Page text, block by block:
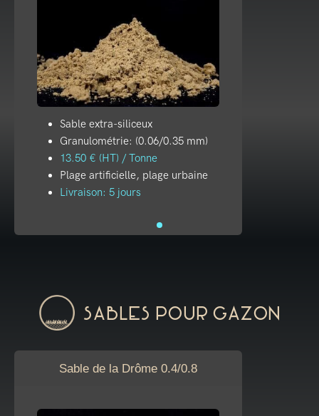
Sable extra-siliceux
Granulométrie: (0.06/0.35 mm)
13.50 € (HT) / Tonne
Plage artificielle, plage urbaine
Livraison: 5 jours
Sables pour gazon
Sable de la Drôme 0.4/0.8